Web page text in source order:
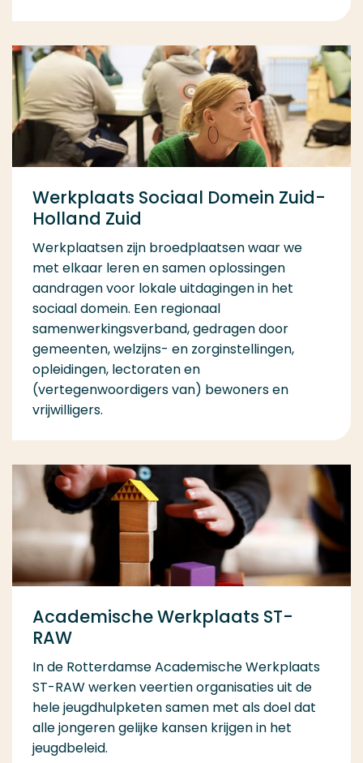
Werkplaats Sociaal Domein Zuid-
Holland Zuid
Werkplaatsen zijn broedplaatsen waar we
met elkaar leren en samen oplossingen
aandragen voor lokale uitdagingen in het
sociaal domein. Een regionaal
samenwerkingsverband, gedragen door
gemeenten, welzijns- en zorginstellingen,
opleidingen, lectoraten en
(vertegenwoordigers van) bewoners en
vrijwilligers.
Academische Werkplaats ST-
RAW
In de Rotterdamse Academische Werkplaats
ST-RAW werken veertien organisaties uit de
hele jeugdhulpketen samen met als doel dat
alle jongeren gelijke kansen krijgen in het
jeugdbeleid.